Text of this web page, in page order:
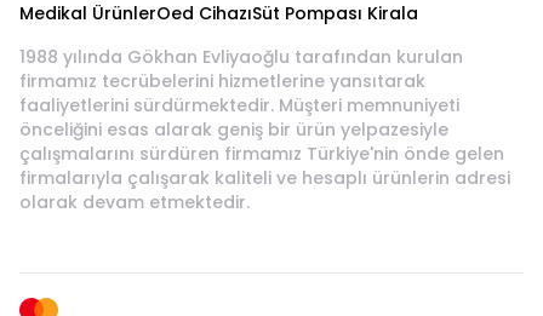
Medikal ÜrünlerOed CihazıSüt Pompası Kirala
1988 yılında Gökhan Evliyaoğlu tarafından kurulan
firmamız tecrübelerini hizmetlerine yansıtarak
faaliyetlerini sürdürmektedir. Müşteri memnuniyeti
önceliğini esas alarak geniş bir ürün yelpazesiyle
çalışmalarını sürdüren firmamız Türkiye'nin önde gelen
firmalarıyla çalışarak kaliteli ve hesaplı ürünlerin adresi
olarak devam etmektedir.